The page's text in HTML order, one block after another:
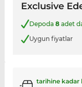
Exclusive
Depoda 8adet
Uygun fiyatlar
tarihine kadar